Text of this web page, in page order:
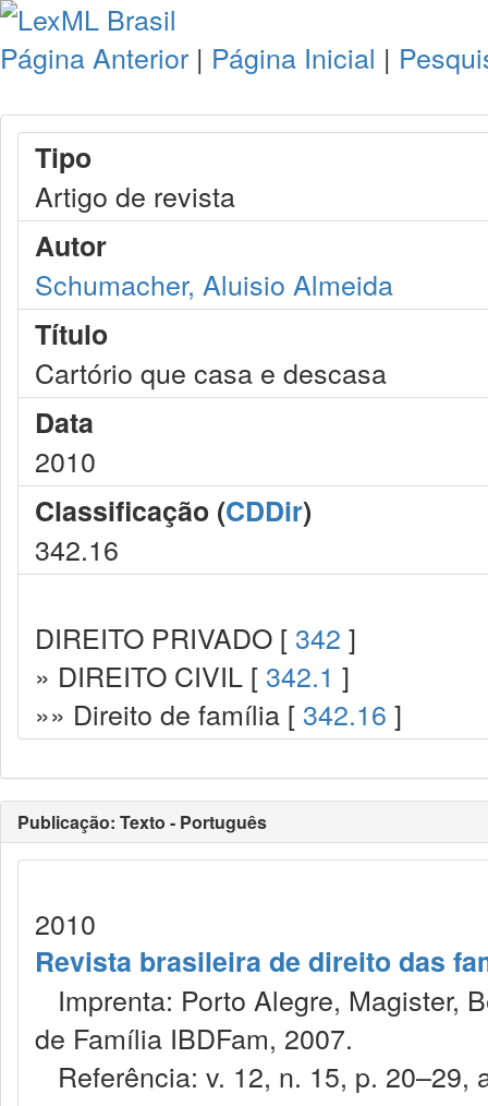
Página Anterior | Página Inicial |
Tipo
Artigo de revista
Autor
Schumacher, Aluisio Almeida
Título
Cartório que casa e descasa
Data
2010
Classificação (CDDir)
342.16
DIREITO PRIVADO [ 342 ]
» DIREITO CIVIL [ 342.1 ]
»» Direito de família [ 342.16 ]
Publicação: Texto - Português
2010
Revista brasileira de direito das
Imprenta: Porto Alegre, Magister,
de Família IBDFam, 2007.
Referência: v. 12, n. 15, p. 20–29,